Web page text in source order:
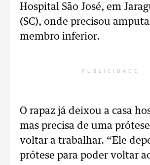
Hospital São José, em
(SC), onde precisou
membro inferior.
PUBLICIDADE
O rapaz já deixou a casa
mas precisa de uma
voltar a trabalhar. “Ele
prótese para poder voltar